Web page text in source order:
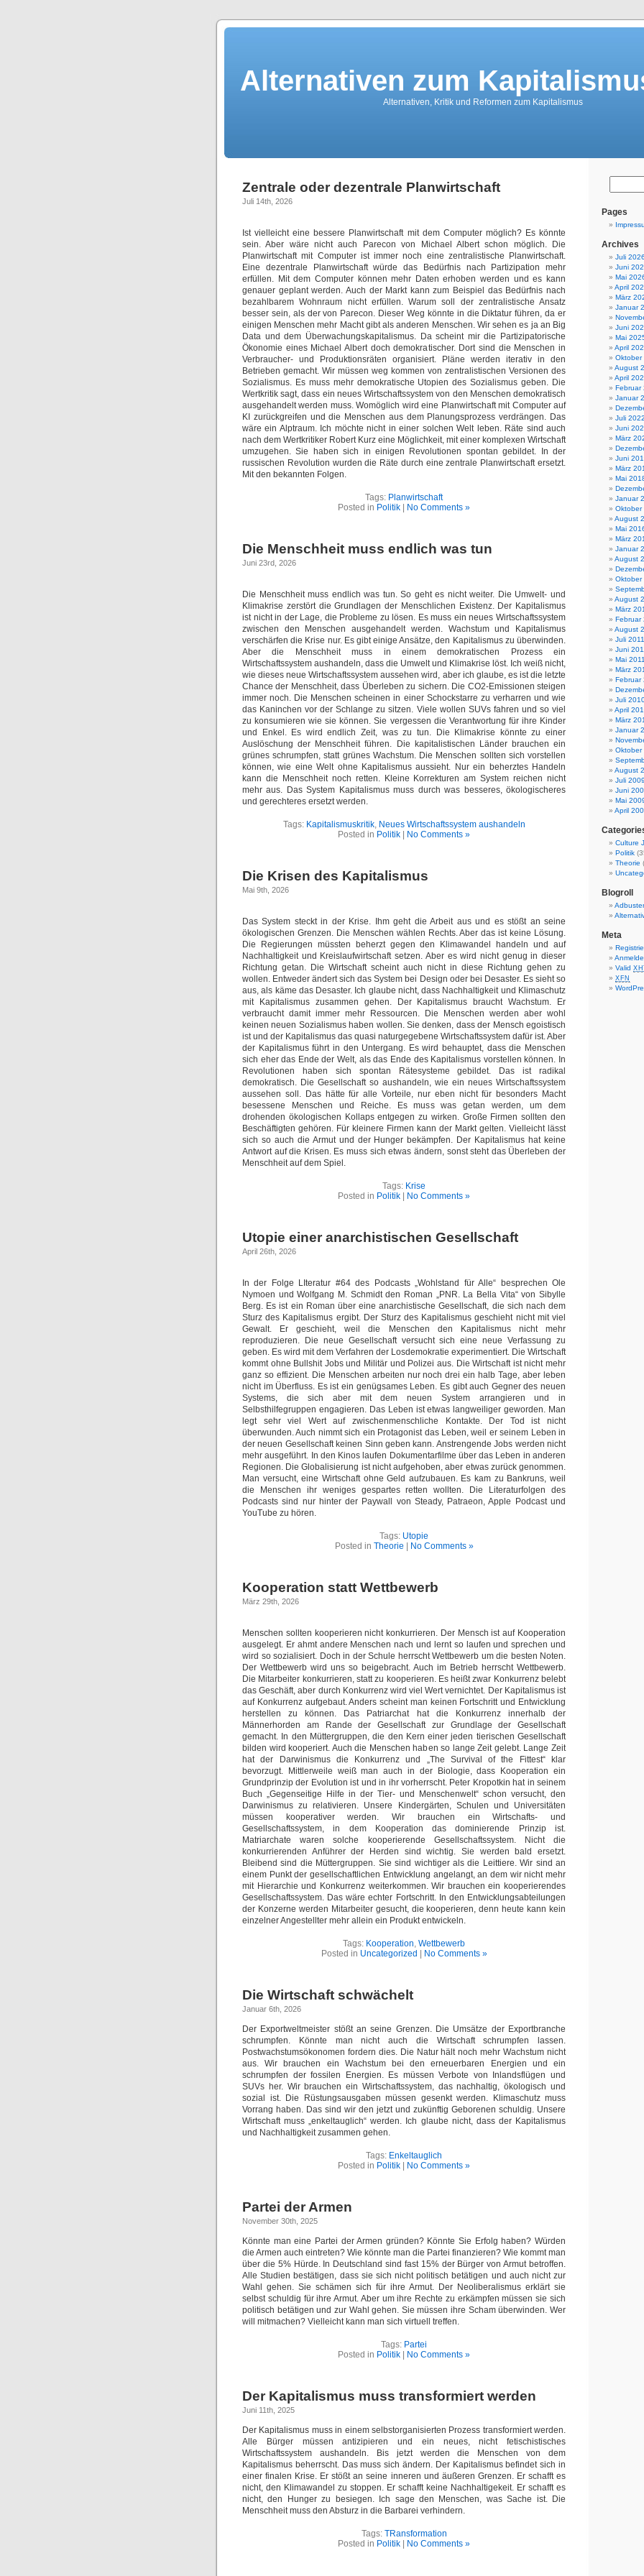
Alternativen zum
Alternativen, Kritik und Reformen zum Kapitalismus
Zentrale oder dezentrale Planwirtschaft
Juli 14th, 2026
Ist vielleicht eine bessere Planwirtschaft mit dem Computer möglich? Es könnte
sein. Aber wäre nicht auch Parecon von Michael Albert schon möglich. Die
Planwirtschaft mit Computer ist immer noch eine zentralistische Planwirtschaft.
Eine dezentrale Planwirtschaft würde das Bedürfnis nach Partizipation mehr
erfüllen. Mit dem Computer können mehr Daten erhoben werden und es kann
genauer geplant werden. Auch der Markt kann zum Beispiel das Bedürfnis nach
bezahlbarem Wohnraum nicht erfüllen. Warum soll der zentralistische Ansatz
besser sein, als der von Parecon. Dieser Weg könnte in die Diktatur führen, da er
einigen Menschen mehr Macht gibt als anderen Menschen. Wir sehen es ja an Big
Data und dem Überwachungskapitalismus. Da scheint mir die Partizipatorische
Ökonomie eines Michael Albert doch demokratischer. Dort sind die Menschen in
Verbraucher- und Produktionsräten organisiert. Pläne werden iterativ in den
Betrieben gemacht. Wir müssen weg kommen von zentralistischen Versionen des
Sozialismus. Es muss mehr demokratische Utopien des Sozialismus geben. Die
Wertkritik sagt, dass ein neues Wirtschaftssystem von den Menschen demokratisch
ausgehandelt werden muss. Womöglich wird eine Planwirtschaft mit Computer auf
KI zurückgreifen und die Menschen aus dem Planungsprozess verdrängen. Das
wäre ein Alptraum. Ich möchte nicht in einer solchen Welt leben. Räte sind auch
nach dem Wertkritiker Robert Kurz eine Möglichkeit, mit einer komplexen Wirtschaft
umzugehen. Sie haben sich in einigen Revolutionen spontan gebildet. In der
russischen Revolution wurden die Räte durch eine zentrale Planwirtschaft ersetzt.
Mit den bekannten Folgen.
Tags: Planwirtschaft
Posted in Politik No Comments »
Die Menschheit muss endlich was tun
Juni 23rd, 2026
Die Menschheit muss endlich was tun. So geht es nicht weiter. Die Umwelt- und
Klimakrise zerstört die Grundlagen der Menschlichen Existenz. Der Kapitalismus
ist nicht in der Lage, die Probleme zu lösen. Es muss ein neues Wirtschaftssystem
zwischen den Menschen ausgehandelt werden. Wachstum und Kapitalismus
verschärfen die Krise nur. Es gibt einige Ansätze, den Kapitalismus zu überwinden.
Aber die Menschheit muss in einem demokratischen Prozess ein
Wirtschaftssystem aushandeln, dass die Umwelt und Klimakrise löst. Ich weiß nicht,
wie dieses neue Wirtschaftssystem aussehen wird, aber ich glaube, es ist die letzte
Chance der Menschheit, dass Überleben zu sichern. Die CO2-Emissionen steigen
immer noch. Die Menschen scheinen in einer Schockstarre zu verharren und wie
das Kaninchen vor der Schlange zu sitzen. Viele wollen SUVs fahren und so viel
zu konsumieren wie sie können. Sie vergessen die Verantwortung für ihre Kinder
und Enkel. Es wird endlich Zeit, was zu tun. Die Klimakrise könnte zu einer
Auslöschung der Menschheit führen. Die kapitalistischen Länder brauchen ein
grünes schrumpfen, statt grünes Wachstum. Die Menschen sollten sich vorstellen
können, wie eine Welt ohne Kapitalismus aussieht. Nur ein beherztes Handeln
kann die Menschheit noch retten. Kleine Korrekturen am System reichen nicht
mehr aus. Das System Kapitalismus muss durch was besseres, ökologischeres
und gerechteres ersetzt werden.
Tags: Kapitalismuskritik, Neues Wirtschaftssystem aushandeln
Posted in Politik No Comments »
Die Krisen des Kapitalismus
Mai 9th, 2026
Das System steckt in der Krise. Ihm geht die Arbeit aus und es stößt an seine
ökologischen Grenzen. Die Menschen wählen Rechts. Aber das ist keine Lösung.
Die Regierungen müssten beherzt gegen den Klimawandel handeln und auf
Nachhaltigkeit und Kreislaufwirtschaft setzen. Aber es wird nicht genug in dieser
Richtung getan. Die Wirtschaft scheint auch nicht in diese Richtung gehen zu
wollen. Entweder ändert sich das System bei Design oder bei Desaster. Es sieht so
aus, als käme das Desaster. Ich glaube nicht, dass Nachhaltigkeit und Klimaschutz
mit Kapitalismus zusammen gehen. Der Kapitalismus braucht Wachstum. Er
verbraucht damit immer mehr Ressourcen. Die Menschen werden aber wohl
keinen neuen Sozialismus haben wollen. Sie denken, dass der Mensch egoistisch
ist und der Kapitalismus das quasi naturgegebene Wirtschaftssystem dafür ist. Aber
der Kapitalismus führt in den Untergang. Es wird behauptet, dass die Menschen
sich eher das Ende der Welt, als das Ende des Kapitalismus vorstellen können. In
Revolutionen haben sich spontan Rätesysteme gebildet. Das ist radikal
demokratisch. Die Gesellschaft so aushandeln, wie ein neues Wirtschaftssystem
aussehen soll. Das hätte für alle Vorteile, nur eben nicht für besonders Macht
besessene Menschen und Reiche. Es muss was getan werden, um dem
drohenden ökologischen Kollaps entgegen zu wirken. Große Firmen sollten den
Beschäftigten gehören. Für kleinere Firmen kann der Markt gelten. Vielleicht lässt
sich so auch die Armut und der Hunger bekämpfen. Der Kapitalismus hat keine
Antwort auf die Krisen. Es muss sich etwas ändern, sonst steht das Überleben der
Menschheit auf dem Spiel.
Tags: Krise
Posted in Politik No Comments »
Utopie einer anarchistischen Gesellschaft
April 26th, 2026
In der Folge LIteratur #64 des Podcasts „Wohlstand für Alle“ besprechen Ole
Nymoen und Wolfgang M. Schmidt den Roman „PNR. La Bella Vita“ von Sibylle
Berg. Es ist ein Roman über eine anarchistische Gesellschaft, die sich nach dem
Sturz des Kapitalismus ergibt. Der Sturz des Kapitalismus geschieht nicht mit viel
Gewalt. Er geschieht, weil die Menschen den Kapitalismus nicht mehr
reproduzieren. Die neue Gesellschaft versucht sich eine neue Verfassung zu
geben. Es wird mit dem Verfahren der Losdemokratie experimentiert. Die Wirtschaft
kommt ohne Bullshit Jobs und Militär und Polizei aus. Die Wirtschaft ist nicht mehr
ganz so effizient. Die Menschen arbeiten nur noch drei ein halb Tage, aber leben
nicht im Überfluss. Es ist ein genügsames Leben. Es gibt auch Gegner des neuen
Systems, die sich aber mit dem neuen System arrangieren und in
Selbsthilfegruppen engagieren. Das Leben ist etwas langweiliger geworden. Man
legt sehr viel Wert auf zwischenmenschliche Kontakte. Der Tod ist nicht
überwunden. Auch nimmt sich ein Protagonist das Leben, weil er seinem Leben in
der neuen Gesellschaft keinen Sinn geben kann. Anstrengende Jobs werden nicht
mehr ausgeführt. In den Kinos laufen Dokumentarfilme über das Leben in anderen
Regionen. Die Globalisierung ist nicht aufgehoben, aber etwas zurück genommen.
Man versucht, eine Wirtschaft ohne Geld aufzubauen. Es kam zu Bankruns, weil
die Menschen ihr weniges gespartes retten wollten. Die Literaturfolgen des
Podcasts sind nur hinter der Paywall von Steady, Patraeon, Apple Podcast und
YouTube zu hören.
Tags: Utopie
Posted in Theorie No Comments »
Kooperation statt Wettbewerb
März 29th, 2026
Menschen sollten kooperieren nicht konkurrieren. Der Mensch ist auf Kooperation
ausgelegt. Er ahmt andere Menschen nach und lernt so laufen und sprechen und
wird so sozialisiert. Doch in der Schule herrscht Wettbewerb um die besten Noten.
Der Wettbewerb wird uns so beigebracht. Auch im Betrieb herrscht Wettbewerb.
Die Mitarbeiter konkurrieren, statt zu kooperieren. Es heißt zwar Konkurrenz belebt
das Geschäft, aber durch Konkurrenz wird viel Wert vernichtet. Der Kapitalismus ist
auf Konkurrenz aufgebaut. Anders scheint man keinen Fortschritt und Entwicklung
herstellen zu können. Das Patriarchat hat die Konkurrenz innerhalb der
Männerhorden am Rande der Gesellschaft zur Grundlage der Gesellschaft
gemacht. In den Müttergruppen, die den Kern einer jeden tierischen Gesellschaft
bilden wird kooperiert. Auch die Menschen haben so lange Zeit gelebt. Lange Zeit
hat der Darwinismus die Konkurrenz und „The Survival of the Fittest“ klar
bevorzugt. Mittlerweile weiß man auch in der Biologie, dass Kooperation ein
Grundprinzip der Evolution ist und in ihr vorherrscht. Peter Kropotkin hat in seinem
Buch „Gegenseitige Hilfe in der Tier- und Menschenwelt“ schon versucht, den
Darwinismus zu relativieren. Unsere Kindergärten, Schulen und Universitäten
müssen kooperativer werden. Wir brauchen ein Wirtschafts- und
Gesellschaftssystem, in dem Kooperation das dominierende Prinzip ist.
Matriarchate waren solche kooperierende Gesellschaftssystem. Nicht die
konkurrierenden Anführer der Herden sind wichtig. Sie werden bald ersetzt.
Bleibend sind die Müttergruppen. Sie sind wichtiger als die Leittiere. Wir sind an
einem Punkt der gesellschaftlichen Entwicklung angelangt, an dem wir nicht mehr
mit Hierarchie und Konkurrenz weiterkommen. Wir brauchen ein kooperierendes
Gesellschaftssystem. Das wäre echter Fortschritt. In den Entwicklungsabteilungen
der Konzerne werden Mitarbeiter gesucht, die kooperieren, denn heute kann kein
einzelner Angestellter mehr allein ein Produkt entwickeln.
Tags: Kooperation, Wettbewerb
Posted in Uncategorized No Comments »
Die Wirtschaft schwächelt
Januar 6th, 2026
Der Exportweltmeister stößt an seine Grenzen. Die Umsätze der Exportbranche
schrumpfen. Könnte man nicht auch die Wirtschaft schrumpfen lassen.
Postwachstumsökonomen fordern dies. Die Natur hält noch mehr Wachstum nicht
aus. Wir brauchen ein Wachstum bei den erneuerbaren Energien und ein
schrumpfen der fossilen Energien. Es müssen Verbote von Inlandsflügen und
SUVs her. Wir brauchen ein Wirtschaftssystem, das nachhaltig, ökologisch und
sozial ist. Die Rüstungsausgaben müssen gesenkt werden. Klimaschutz muss
Vorrang haben. Das sind wir den jetzt und zukünftig Geborenen schuldig. Unsere
Wirtschaft muss „enkeltauglich“ werden. Ich glaube nicht, dass der Kapitalismus
und Nachhaltigkeit zusammen gehen.
Tags: Enkeltauglich
Posted in Politik No Comments »
Partei der Armen
November 30th, 2025
Könnte man eine Partei der Armen gründen? Könnte Sie Erfolg haben? Würden
die Armen auch eintreten? Wie könnte man die Partei finanzieren? Wie kommt man
über die 5% Hürde. In Deutschland sind fast 15% der Bürger von Armut betroffen.
Alle Studien bestätigen, dass sie sich nicht politisch betätigen und auch nicht zur
Wahl gehen. Sie schämen sich für ihre Armut. Der Neoliberalismus erklärt sie
selbst schuldig für ihre Armut. Aber um ihre Rechte zu erkämpfen müssen sie sich
politisch betätigen und zur Wahl gehen. Sie müssen ihre Scham überwinden. Wer
will mitmachen? Vielleicht kann man sich virtuell treffen.
Tags: Partei
Posted in Politik No Comments »
Der Kapitalismus muss transformiert werden
Juni 11th, 2025
Der Kapitalismus muss in einem selbstorganisierten Prozess transformiert werden.
Alle Bürger müssen antizipieren und ein neues, nicht fetischistisches
Wirtschaftssystem aushandeln. Bis jetzt werden die Menschen von dem
Kapitalismus beherrscht. Das muss sich ändern. Der Kapitalismus befindet sich in
einer finalen Krise. Er stößt an seine inneren und äußeren Grenzen. Er schafft es
nicht, den Klimawandel zu stoppen. Er schafft keine Nachhaltigekeit. Er schafft es
nicht, den Hunger zu besiegen. Ich sage den Menschen, was Sache ist. Die
Menschheit muss den Absturz in die Barbarei verhindern.
Tags: TRansformation
Posted in Politik No Comments »
Pages
Archives
Juli 2026
Juni
Mai
April
März
Januar
Juni
Mai
April
Oktober
August
April
Februar
Januar
Juli 2022
Juni
März
Juni
März
Mai
Januar
Oktober
August
Mai
März
Januar
August
Oktober
August
März
Februar
August
Juli 2011
Juni
Mai 2011
März
Februar
Juli
April
März
Januar
Oktober
August
Juli 2009
Juni
Mai
April
Culture
Politik
Theorie
Blogroll
Meta
Valid
XFN